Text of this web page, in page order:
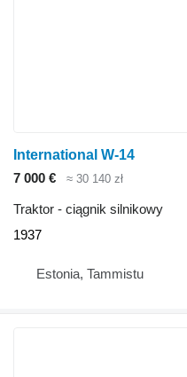
International W-14
7 000 €
≈ 30 140 zł
Traktor - ciągnik silnikowy
1937
Estonia, Tammistu